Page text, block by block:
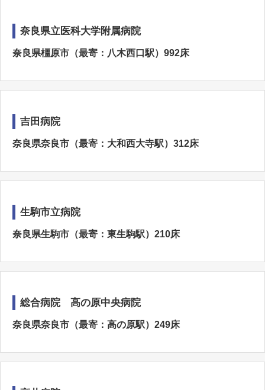
奈良県立医科大学附属病院
奈良県橿原市（最寄：八木西口駅）992床
吉田病院
奈良県奈良市（最寄：大和西大寺駅）312床
生駒市立病院
奈良県生駒市（最寄：東生駒駅）210床
総合病院 高の原中央病院
奈良県奈良市（最寄：高の原駅）249床